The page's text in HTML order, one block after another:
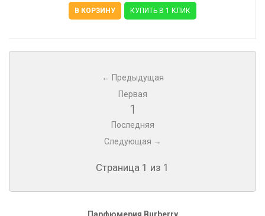
В КОРЗИНУ КУПИТЬ В 1 КЛИК
← Предыдущая
Первая
1
Последняя
Следующая →
Страница 1 из 1
Парфюмерия Burberry